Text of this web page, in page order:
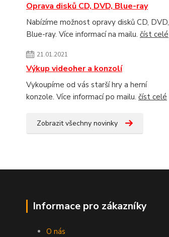
Oprava disků CD, DVD, Blue-ray
Nabízíme možnost opravy disků CD, DVD,
Blue-ray. Více informací na mailu. číst celé
21.01.2021
Výkup videoher a konzolí
Vykoupíme od vás starší hry a herní
konzole. Více informací po mailu. číst celé
Zobrazit všechny novinky
Informace pro zákazníky
O nás